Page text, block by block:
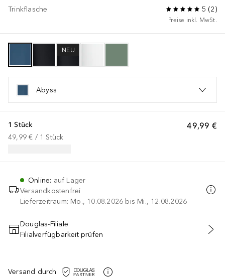
Trinkflasche 5 (2)
Preise inkl. MwSt.
NEU
Abyss
49,99 €
1 Stück
49,99 € / 1 Stück
Online: auf Lager
Versandkostenfrei
Lieferzeitraum: Mo., 10.08.2026 bis Mi., 12.08.2026
IN DEN WARENKORB
Douglas-Filiale
Filialverfügbarkeit prüfen
Versand durch